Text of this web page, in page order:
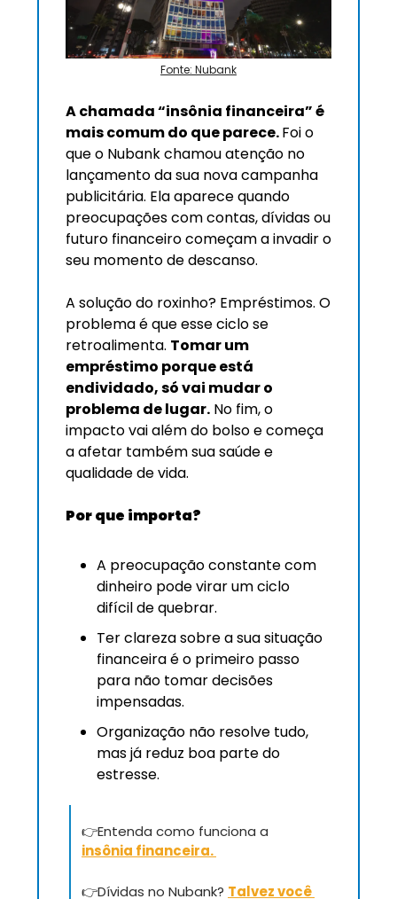
Fonte: Nubank
A chamada “insônia financeira” é
mais comum do que parece. Foi o
que o Nubank chamou atenção no
lançamento da sua nova campanha
publicitária. Ela aparece quando
preocupações com contas, dívidas ou
futuro financeiro começam a invadir o
seu momento de descanso.
A solução do roxinho? Empréstimos. O
problema é que esse ciclo se
retroalimenta. Tomar um
empréstimo porque está
endividado, só vai mudar o
problema de lugar. No fim, o
impacto vai além do bolso e começa
a afetar também sua saúde e
qualidade de vida.
Por que importa?
A preocupação constante com
dinheiro pode virar um ciclo
difícil de quebrar.
Ter clareza sobre a sua situação
financeira é o primeiro passo
para não tomar decisões
impensadas.
Organização não resolve tudo,
mas já reduz boa parte do
estresse.
👉
insônia financeira.
👉Dívidas no Nubank? Talvez você